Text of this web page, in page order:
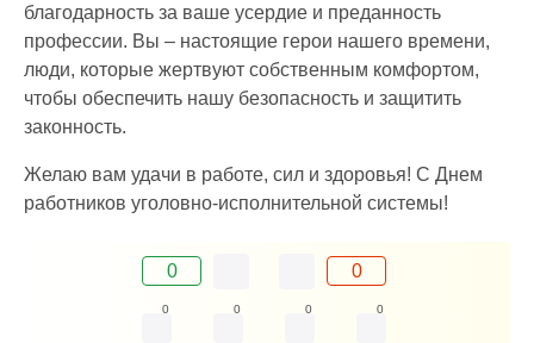
благодарность за ваше усердие и преданность
профессии. Вы – настоящие герои нашего времени,
люди, которые жертвуют собственным комфортом,
чтобы обеспечить нашу безопасность и защитить
законность.
Желаю вам удачи в работе, сил и здоровья! С Днем
работников уголовно-исполнительной системы!
0 0
0 0 0 0